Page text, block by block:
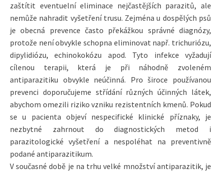
zaštítit eventuelní eliminace nejčastějších parazitů, ale
nemůže nahradit vyšetření trusu. Zejména u dospělých psů
je obecná prevence často překážkou správné diagnózy,
protože není obvykle schopna eliminovat např. trichuriózu,
dipylidiózu, echinokokózu apod. Tyto infekce vyžadují
cílenou terapii, která je při náhodně zvoleném
antiparazitiku obvykle neúčinná. Pro široce používanou
prevenci doporučujeme střídání různých účinných látek,
abychom omezili riziko vzniku rezistentních kmenů. Pokud
se u pacienta objeví nespecifické klinické příznaky, je
nezbytné zahrnout do diagnostických metod i
parazitologické vyšetření a nespoléhat na preventivně
podané antiparazitikum.
V současné době je na trhu velké množství antiparazitik, je